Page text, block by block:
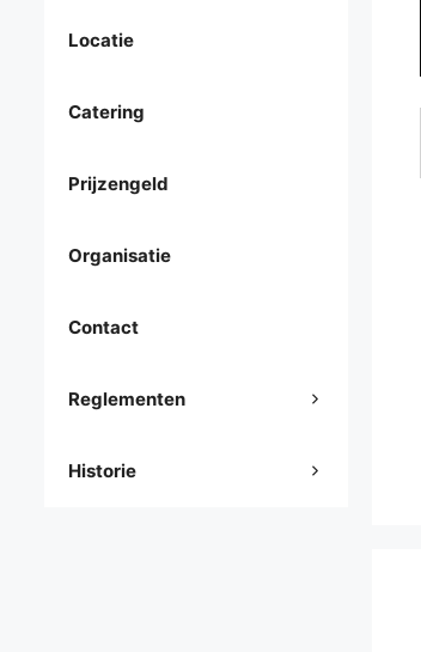
Locatie
Catering
Prijzengeld
Organisatie
Contact
Reglementen
Historie